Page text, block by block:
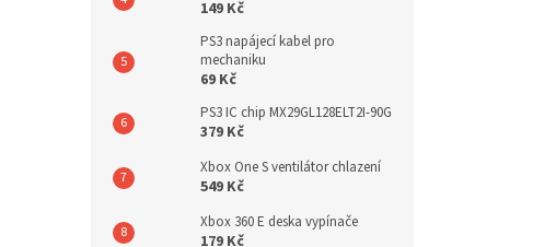
149 Kč
PS3 napájecí kabel pro
mechaniku
69 Kč
PS3 IC chip MX29GL128ELT2I-90G
379 Kč
Xbox One S ventilátor chlazení
549 Kč
Xbox 360 E deska vypínače
179 Kč